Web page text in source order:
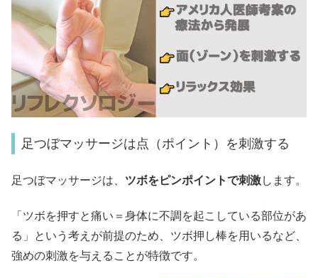
足つぼマッサージは点（ポイント）を刺激する
足つぼマッサージは、 ツボをピンポイントで刺激します。
「ツボを押すと痛い＝身体に不調を起こしている部位があ
る」という考えが前提のため、ツボ押し棒を用いるなど、
強めの刺激を与えることが特徴です。